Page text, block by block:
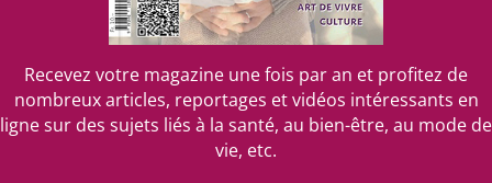
Recevez votre magazine une fois par an et profitez de
nombreux articles, reportages et vidéos intéressants en
ligne sur des sujets liés à la santé, au bien-être, au mode de
vie, etc.